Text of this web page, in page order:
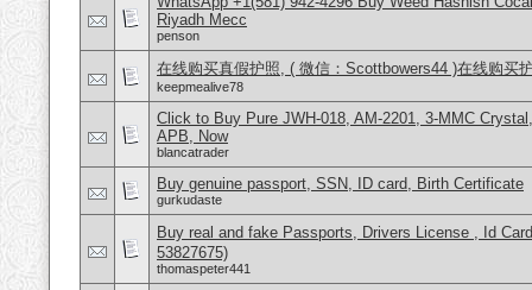
Riyadh Mecc
penson
在线购买真假护照, ( 微信：Scottbowers44 )在线购买
keepmealive78
Click to Buy Pure JWH-018, AM-2201, 3-MMC
APB, Now
blancatrader
Buy genuine passport, SSN, ID card, Birth Certificate
gurkudaste
Buy real and fake Passports, Drivers License , Id
53827675)
thomaspeter441